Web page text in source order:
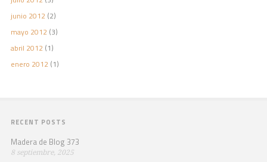
junio 2012 (2)
mayo 2012 (3)
abril 2012 (1)
enero 2012 (1)
RECENT POSTS
Madera de Blog 373
8 septiembre, 2025